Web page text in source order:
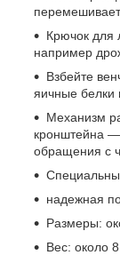
Крючок для
например
Взбейте
яичные белки
Механизм
кронштейна —
обращения с
надежная
Размеры:
Вес: около 8